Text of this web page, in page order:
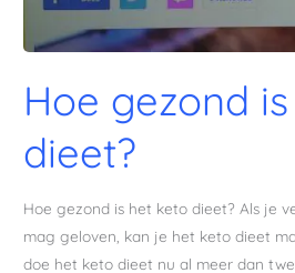
Hoe gezond
dieet?
Hoe gezond is het keto dieet? Als je
mag geloven, kan je het keto dieet
doe het keto dieet nu al meer dan